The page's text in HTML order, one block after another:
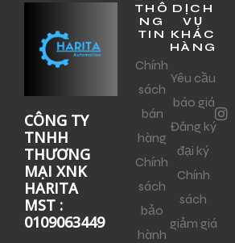
CÔNG TY
TNHH
THƯƠNG
MẠI XNK
HARITA
MST :
0109063449
THÔ
NG
TIN
Chính
sách
bán
hàng
Chính
sách
bảo
hành
DỊCH
VỤ
KHÁC
HÀNG
Yêu cầu
báo giá
Đăng ký
đại ký
Chính
sách
giảm giá